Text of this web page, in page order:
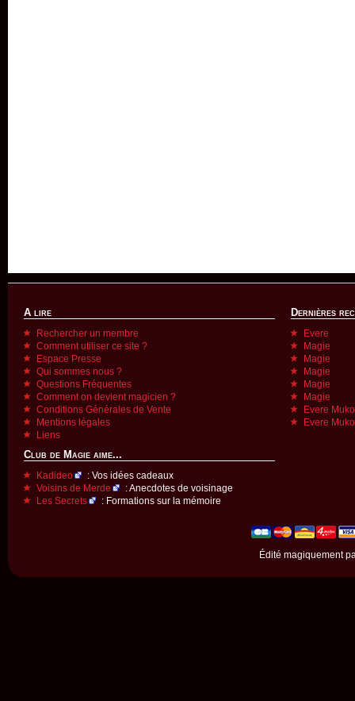
A lire
Rechercher un membre
Comment utiliser ce site ?
Espace Presse
Qui sommes nous ?
Questions Fréquentes
Comment on devient magicien ?
Conditions Générales de Vente
Mentions légales
Liens
Club de Magie aime...
Kadideo
: Vos idées cadeaux
Voisins de Merde
: Anecdotes de voisinage
Les Secrets
: Formations sur la mémoire
Dernières
Evere
Magie
Magie
Magie
Magie
Magie
Evere
Evere
Édité magiquement